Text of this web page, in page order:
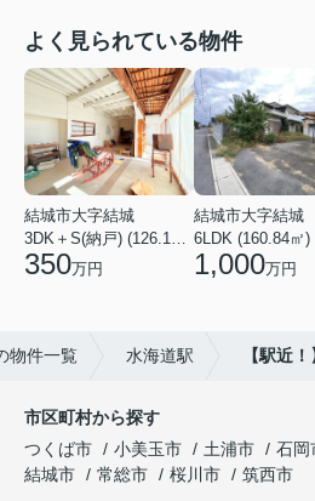
よく見られている物件
結城市大字結城
3DK＋S(納戸) (126.19㎡)
350万円
結城市大字結城
6LDK (160.84㎡)
1,000万円
物件一覧 水海道駅 【駅近
市区町村から探す
つくば市
小美玉市 土浦市 石岡
結城市
常総市 桜川市
筑西市